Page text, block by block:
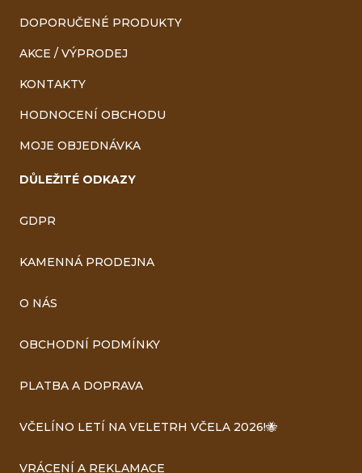
DOPORUČENÉ PRODUKTY
AKCE / VÝPRODEJ
KONTAKTY
HODNOCENÍ OBCHODU
MOJE OBJEDNÁVKA
DŮLEŽITÉ ODKAZY
GDPR
KAMENNÁ PRODEJNA
O NÁS
OBCHODNÍ PODMÍNKY
PLATBA A DOPRAVA
VČELÍNO LETÍ NA VELETRH VČELA 2026!🐝
VRÁCENÍ A REKLAMACE